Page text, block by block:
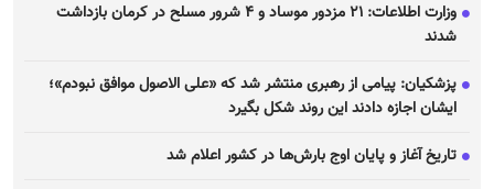
وزارت اطلاعات: ۲۱ مزدور موساد و ۴ شرور مسلح در کرمان بازداشت
شدند
پزشکیان: پیامی از رهبری منتشر شد که «علی الاصول موافق نبودم»؛
ایشان اجازه دادند این روند شکل بگیرد
تاریخ آغاز و پایان اوج بارش‌ها در کشور اعلام شد